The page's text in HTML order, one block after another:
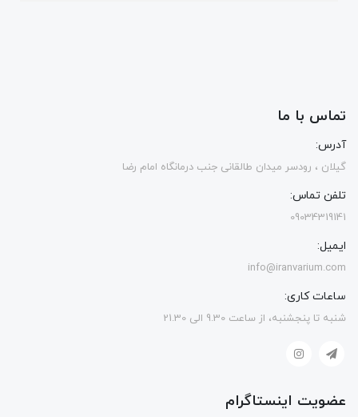
تماس با ما
آدرس:
گیلان ، رودسر میدان طالقانی جنب درمانگاه امام رضا
تلفن تماس:
09034319141
ایمیل:
info@iranvarium.com
ساعات کاری:
شنبه تا پنجشنبه، از ساعت 9.30 الی 21.30
عضویت اینستاگرام